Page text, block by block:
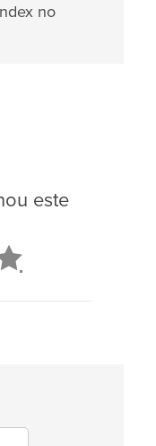
no
este